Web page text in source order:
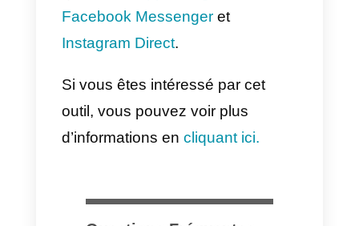
présentation? Utilisez plus
souvent les mots « vous » et
« nous » lorsque vous vous
adressez à des entreprises B2B.
Vous devez inspirer la confiance